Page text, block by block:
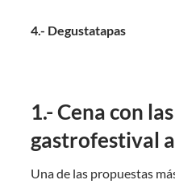
4.- Degustatapas
1.- Cena con
gastrofestival
Una de las propuestas